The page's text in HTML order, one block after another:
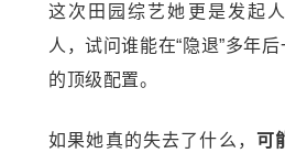
这次田园综艺她更是发起
人，试问谁能在“隐退”多年
的顶级配置。
如果她真的失去了什么， 可